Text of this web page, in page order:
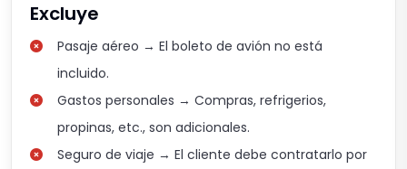
Excluye
Pasaje aéreo → El boleto de avión no está
incluido.
Gastos personales → Compras, refrigerios,
propinas, etc., son adicionales.
Seguro de viaje → El cliente debe contratarlo por